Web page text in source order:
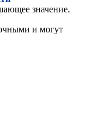
значение.
и могут